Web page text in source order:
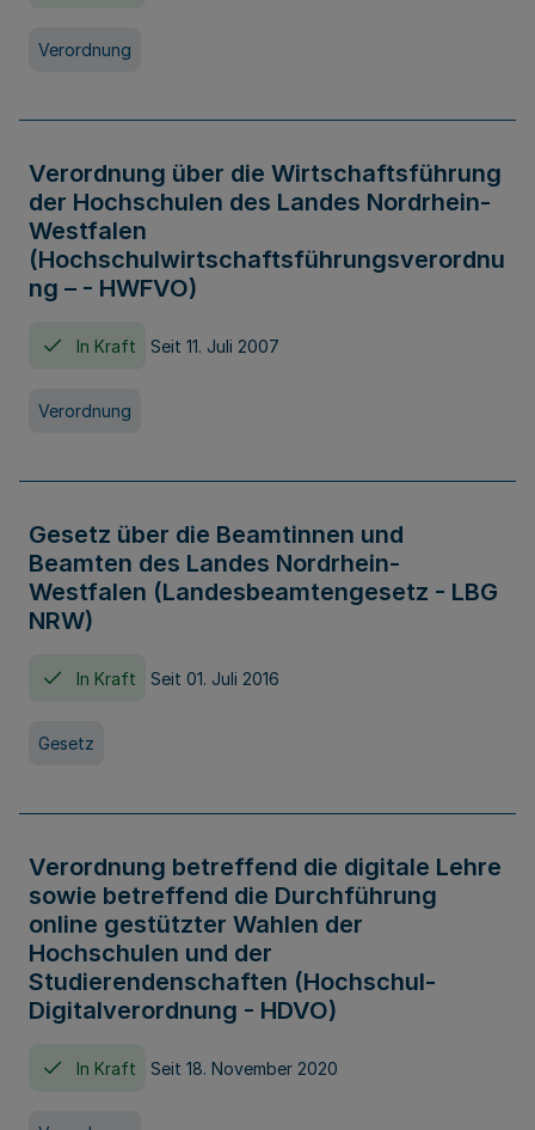
Verordnung
Verordnung über die Wirtschaftsführung
der Hochschulen des Landes Nordrhein-
Westfalen
(Hochschulwirtschaftsführungsverordnu
ng – - HWFVO)
In Kraft Seit 11. Juli 2007
Verordnung
Gesetz über die Beamtinnen und
Beamten des Landes Nordrhein-
Westfalen (Landesbeamtengesetz - LBG
NRW)
In Kraft Seit 01. Juli 2016
Gesetz
Verordnung betreffend die digitale Lehre
sowie betreffend die Durchführung
online gestützter Wahlen der
Hochschulen und der
Studierendenschaften (Hochschul-
Digitalverordnung - HDVO)
In Kraft Seit 18. November 2020